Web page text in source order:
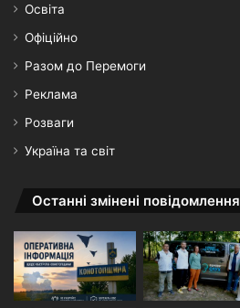
Освіта
Офіційно
Разом до Перемоги
Реклама
Розваги
Україна та світ
Останні змінені повідомлення